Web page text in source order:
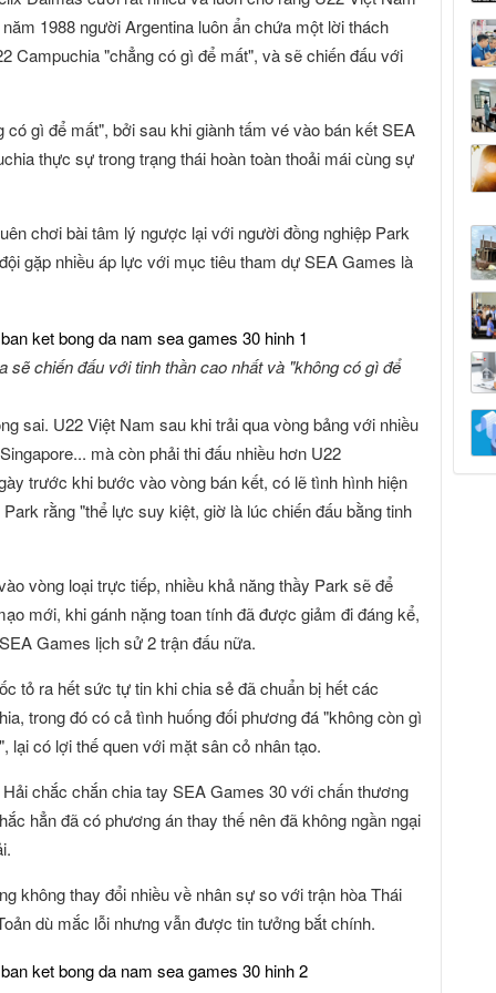
1988 người Argentina luôn ẩn chứa một lời thách
Campuchia "chẳng có gì để mất", và sẽ chiến đấu với
gì để mất", bởi sau khi giành tấm vé vào bán kết SEA
thực sự trong trạng thái hoàn toàn thoải mái cùng sự
chơi bài tâm lý ngược lại với người đồng nghiệp Park
gặp nhiều áp lực với mục tiêu tham dự SEA Games là
sẽ chiến đấu với tinh thần cao nhất và "không có gì để
sai. U22 Việt Nam sau khi trải qua vòng bảng với nhiều
mà còn phải thi đấu nhiều hơn U22
trước khi bước vào vòng bán kết, có lẽ tình hình hiện
rằng "thể lực suy kiệt, giờ là lúc chiến đấu bằng tinh
vòng loại trực tiếp, nhiều khả năng thầy Park sẽ để
mới, khi gánh nặng toan tính đã được giảm đi đáng kể,
Games lịch sử 2 trận đấu nữa.
tỏ ra hết sức tự tin khi chia sẻ đã chuẩn bị hết các
trong đó có cả tình huống đối phương đá "không còn gì
lại có lợi thế quen với mặt sân cỏ nhân tạo.
chắc chắn chia tay SEA Games 30 với chấn thương
hẳn đã có phương án thay thế nên đã không ngần ngại
không thay đổi nhiều về nhân sự so với trận hòa Thái
dù mắc lỗi nhưng vẫn được tin tưởng bắt chính.